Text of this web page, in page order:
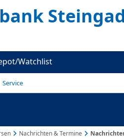
Watchlist
Service
Nachrichten & Termine